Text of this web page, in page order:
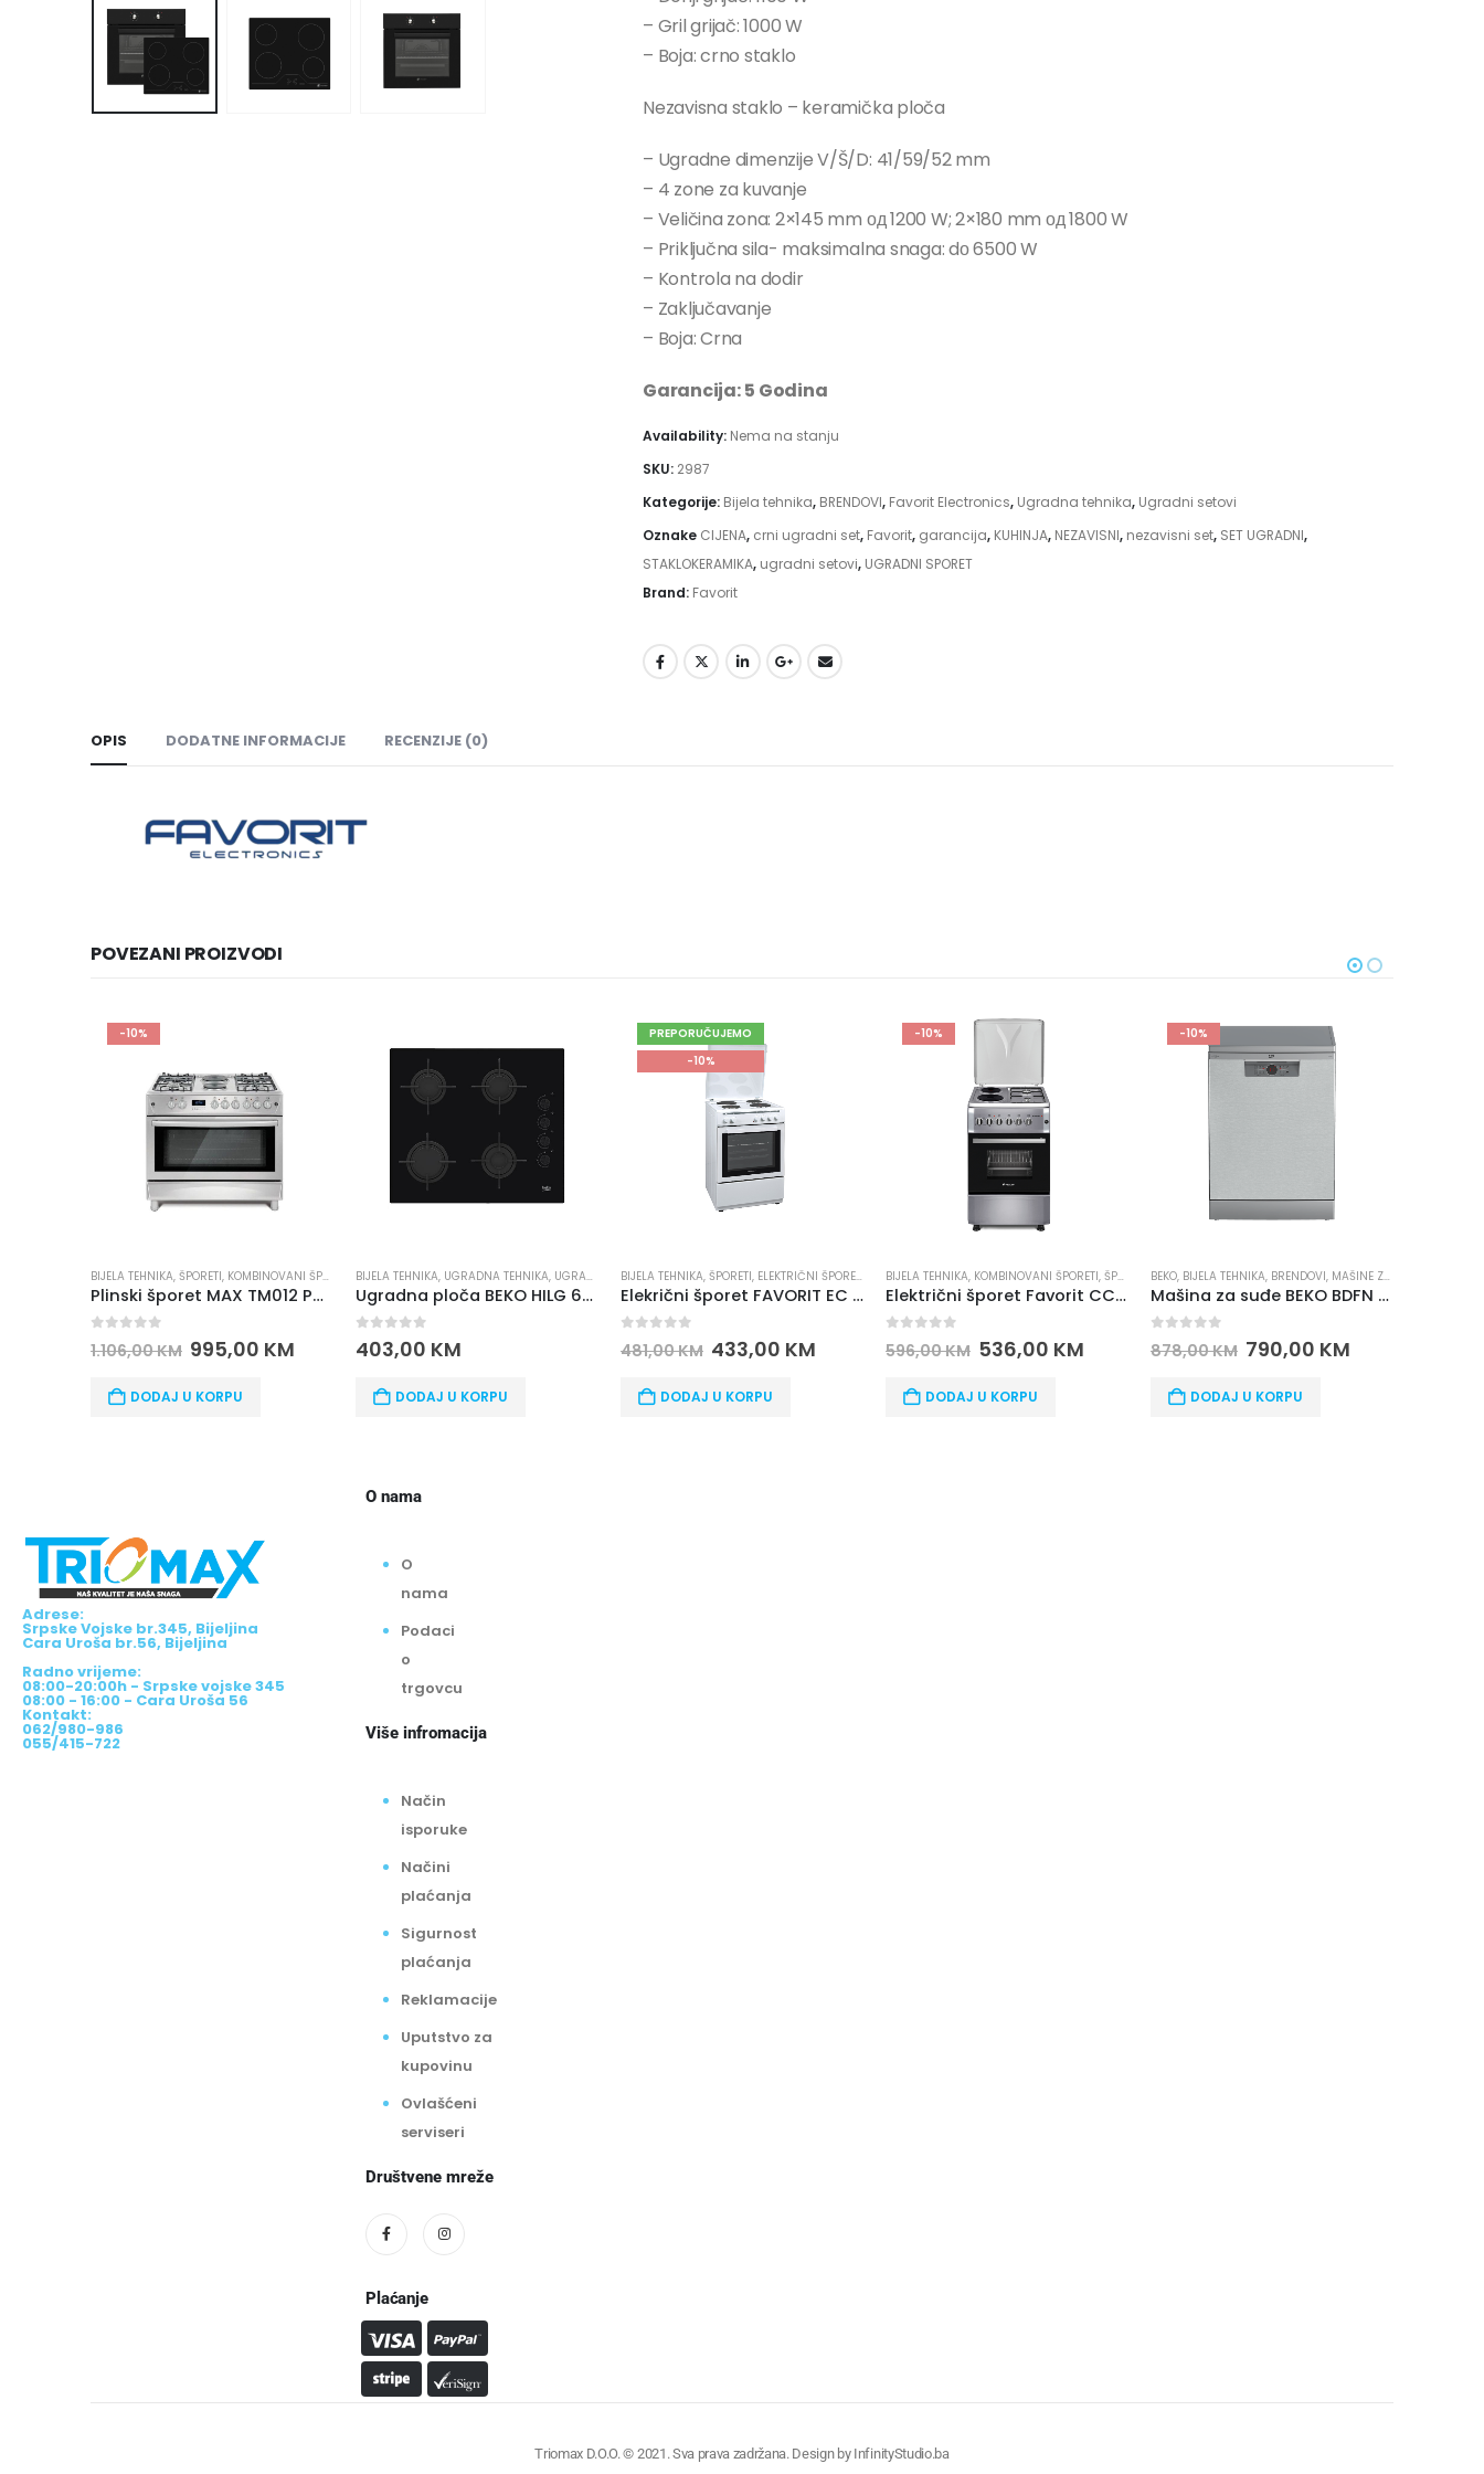
– Gril grijač: 1000 W
– Boja: crno staklo
Nezavisna staklo – keramička ploča
– Ugradne dimenzije V/Š/D: 41/59/52 mm
– 4 zone za kuvanje
– Veličina zona: 2×145 mm од 1200 W; 2×180 mm од 1800 W
– Priključna sila- maksimalna snaga: dо 6500 W
– Kontrola na dodir
– Zaključavanje
– Boja: Crna
Garancija:5 Godina
Availability: Nema na stanju
SKU: 2987
Kategorije: Bijela tehnika, BRENDOVI, Favorit Electronics, Ugradna tehnika, Ugradni setovi
Oznake CIJENA, crni ugradni set, Favorit, garancija, KUHINJA, NEZAVISNI, nezavisni set, SET UGRADNI,
STAKLOKERAMIKA, ugradni setovi, UGRADNI SPORET
Brand: Favorit
OPIS DODATNE INFORMACIJE RECENZIJE (0)
POVEZANI PROIZVODI
,PLINSKI ŠPORETI
BIJELA TEHNIKA, UGRADNA TEHNIKA,UGRADNE PLOČE
Ugradna ploča BEKO HILG 64120 S
403,00KM
DODAJ U KORPU
-10%
BIJELA TEHNIKA, ŠPORETI,ELEKTRIČNI ŠPORETI BRENDOVI,FAVORIT ELECTRONICS
Elekrični šporet FAVORIT EC 640 WWFT
out of 5
481,00KM 433,00
DODAJ U KORPU
-10%
BIJELA TEHNIKA, KOMBINOVANI ŠPORETI,ŠPORETI
Električni šporet Favorit CC60-22SF
596,00KM 536,00KM
DODAJ U KORPU
-10%
BEKO,BIJELA TEHNIKA,BRENDOVI,MAŠINE ZA SUDOVE
Mašina za suđe BEKO BDFN 26430 X
878,00KM 790,00KM
DODAJ U KORPU
-15%
BIJELA TEHNIKA,BRENDOVI,FAVORIT ELECTRONICS
Sušilica za veš FAVORIT C-82T sa toplotnom pumpom
941,00KM 799,00KM
DODAJ U KORPU
Adrese:
Srpske Vojske br.345, Bijeljina
Cara Uroša br.56, Bijeljina
Radno vrijeme:
08:00-20:00h - Srpske vojske 345
08:00 - 16:00 - Cara Uroša 56
Kontakt:
062/980-986
055/415-722
O nama
O
nama
Podaci
o
trgovcu
Više infromacija
Način
isporuke
Načini
plaćanja
Sigurnost
plaćanja
Reklamacije
Uputstvo za
kupovinu
Ovlašćeni
serviseri
Društvene mreže
Plaćanje
Triomax D.O.O. © 2021. Sva prava zadržana. Design by InfinityStudio.ba